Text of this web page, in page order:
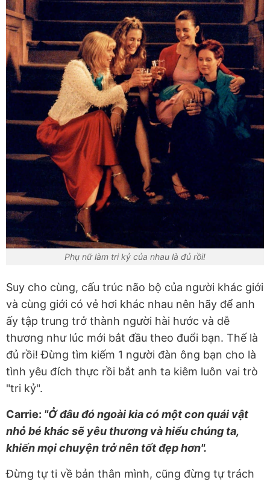
Phụ nữ làm tri kỷ của nhau là đủ rồi!
Suy cho cùng, cấu trúc não bộ của người khác giới
và cùng giới có vẻ hơi khác nhau nên hãy để anh
ấy tập trung trở thành người hài hước và dễ
thương như lúc mới bắt đầu theo đuổi bạn. Thế là
đủ rồi! Đừng tìm kiếm 1 người đàn ông bạn cho là
tình yêu đích thực rồi bắt anh ta kiêm luôn vai trò
"tri kỷ".
Carrie: "Ở đâu đó ngoài kia có một con quái vật
nhỏ bé khác sẽ yêu thương và hiểu chúng ta,
khiến mọi chuyện trở nên tốt đẹp hơn".
Đừng tự ti về bản thân mình, cũng đừng tự trách